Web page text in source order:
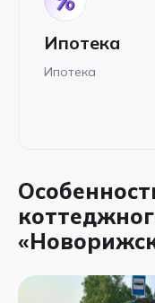
Ипотека
Ипотека